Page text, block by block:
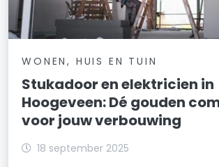
WONEN, HUIS EN TUIN
Stukadoor en elektricien in
Hoogeveen: Dé gouden
voor jouw verbouwing
18 september 2025